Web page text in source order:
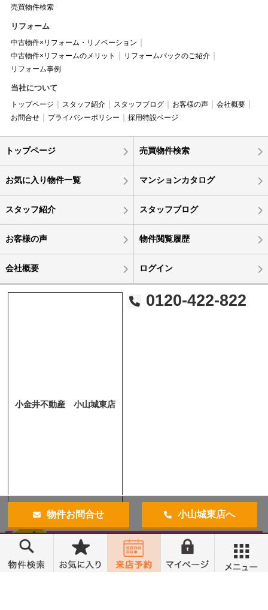
物件お問合せ 小山城東店へ
売買物件検索
リフォーム
中古物件×リフォーム・リノベーション
中古物件×リフォームのメリット
リフォームパックのご紹介
リフォーム事例
当社について
トップページ スタッフ紹介 スタッフブログ お客様の声
会社概要
お問合せ
プライバシーポリシー 採用特設ページ
トップページ 売買物件検索
お気に入り物件一覧 マンションカタログ
スタッフ紹介 スタッフブログ
お客様の声 物件閲覧履歴
会社概要 ログイン
小金井不動産 小山城東店
0120-422-822